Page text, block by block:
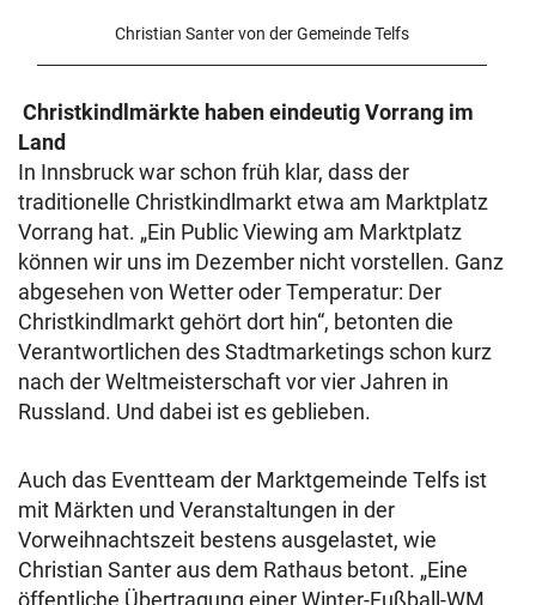
Christian Santer von der Gemeinde Telfs
Christkindlmärkte haben eindeutig Vorrang im
Land
In Innsbruck war schon früh klar, dass der
traditionelle Christkindlmarkt etwa am Marktplatz
Vorrang hat. „Ein Public Viewing am Marktplatz
können wir uns im Dezember nicht vorstellen. Ganz
abgesehen von Wetter oder Temperatur: Der
Christkindlmarkt gehört dort hin“, betonten die
Verantwortlichen des Stadtmarketings schon kurz
nach der Weltmeisterschaft vor vier Jahren in
Russland. Und dabei ist es geblieben.
Auch das Eventteam der Marktgemeinde Telfs ist
mit Märkten und Veranstaltungen in der
Vorweihnachtszeit bestens ausgelastet, wie
Christian Santer aus dem Rathaus betont. „Eine
öffentliche Übertragung einer Winter-Fußball-WM